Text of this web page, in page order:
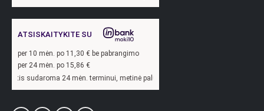
ATSISKAITYKITE SU
per 10 mėn. po 11,30 € be pabrangimo
per 24 mėn. po 15,86 €
24 mėn. terminui, metinė palūkanų norma – 13,9